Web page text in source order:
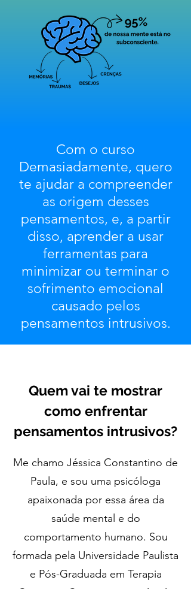
Com o curso
Demasiadamente, quero
te ajudar a compreender
as origem desses
pensamentos, e, a partir
disso, aprender a usar
ferramentas para
minimizar ou terminar o
sofrimento emocional
causado pelos
pensamentos intrusivos.
Quem vai te mostrar
como enfrentar
pensamentos intrusivos?
Me chamo Jéssica Constantino de
Paula, e sou uma psicóloga
apaixonada por essa área da
saúde mental e do
comportamento humano. Sou
formada pela Universidade Paulista
e Pós-Graduada em Terapia